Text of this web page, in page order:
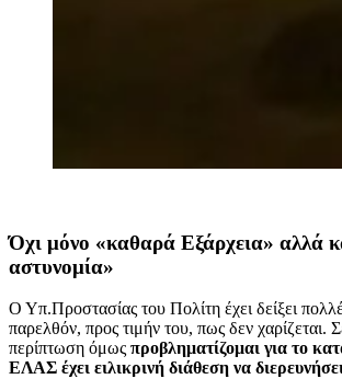
Όχι μόνο «καθαρά Εξάρχεια» αλλά
αστυνομία»
Ο Υπ.Προστασίας του Πολίτη έχει δείξει
παρελθόν, προς τιμήν του, πως δεν χαρίζεται.
περίπτωση όμως προβληματίζομαι για το
ΕΛΑΣ έχει ειλικρινή διάθεση να